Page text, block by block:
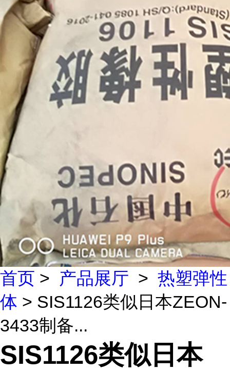
首页 > 产品展厅 > 热塑弹性
体 > SIS1126类似日本ZEON-
3433制备...
SIS1126类似日本